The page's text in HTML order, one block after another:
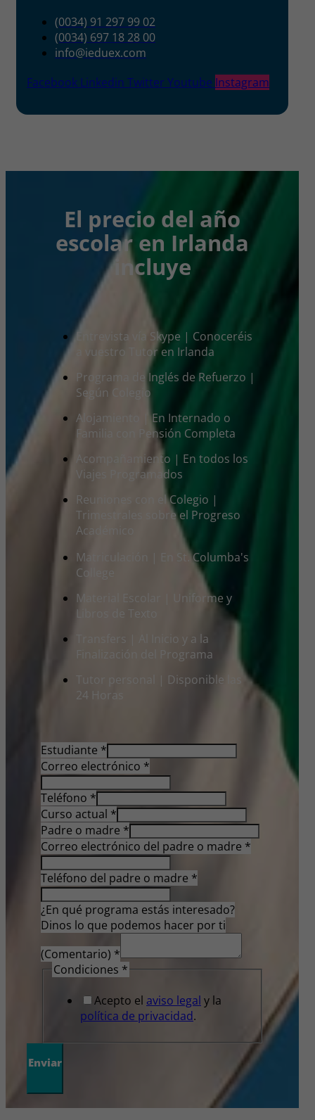
(0034) 91 297 99 02
(0034) 697 18 28 00
info@ieduex.com
Facebook Linkedin Twitter Youtube Instagram
El precio del año
escolar en Irlanda
incluye
Entrevista vía Skype | Conoceréis
a vuestro Tutor en Irlanda
Programa de Inglés de Refuerzo |
Según Colegio
Alojamiento | En Internado o
Familia con Pensión Completa
Acompañamiento | En todos los
Viajes Programados
Reuniones con el Colegio |
Trimestrales sobre el Progreso
Académico
Matriculación | En St. Columba's
College
Material Escolar | Uniforme y
Libros de Texto
Transfers | Al Inicio y a la
Finalización del Programa
Tutor personal | Disponible las
24 Horas
Estudiante *
Correo electrónico *
Teléfono *
Curso actual *
Padre o madre *
Correo electrónico del padre o madre *
Teléfono del padre o madre *
¿En qué programa estás interesado?
Dinos lo que podemos hacer por ti
(Comentario) *
Condiciones *
Acepto el aviso legal y la
política de privacidad.
Enviar